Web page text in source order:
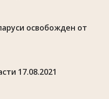
освобожден от
17.08.2021